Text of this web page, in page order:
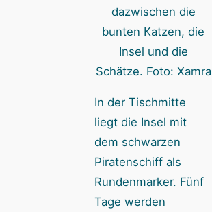
dazwischen die
bunten Katzen, die
Insel und die
Schätze. Foto: Xamra
In der Tischmitte
liegt die Insel mit
dem schwarzen
Piratenschiff als
Rundenmarker. Fünf
Tage werden